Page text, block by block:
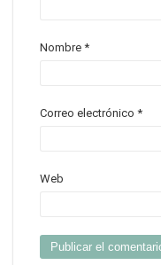
Nombre *
Correo electrónico *
Web